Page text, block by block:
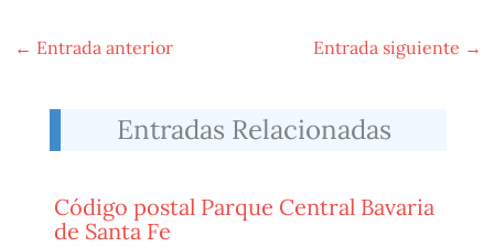
← Entrada anterior Entrada siguiente →
Entradas Relacionadas
Código postal Parque Central Bavaria
de Santa Fe